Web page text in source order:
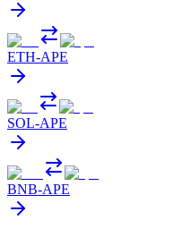
ETH-APE
SOL-APE
BNB-APE